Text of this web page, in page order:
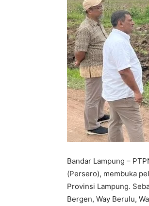
Bandar Lampung –
(Persero), membuka
Provinsi Lampung.
Bergen, Way Berulu,